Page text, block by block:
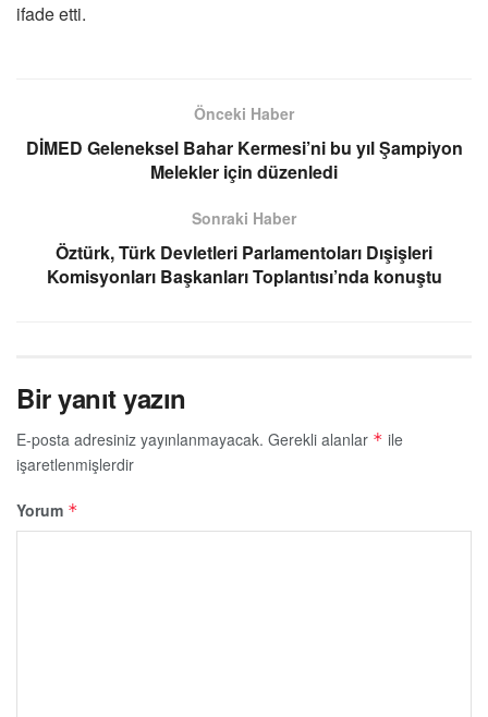
ifade etti.
Önceki Haber
DİMED Geleneksel Bahar Kermesi’ni bu yıl Şampiyon
Melekler için düzenledi
Sonraki Haber
Öztürk, Türk Devletleri Parlamentoları Dışişleri
Komisyonları Başkanları Toplantısı’nda konuştu
Bir yanıt yazın
E-posta adresiniz yayınlanmayacak. Gerekli alanlar * ile
işaretlenmişlerdir
Yorum *